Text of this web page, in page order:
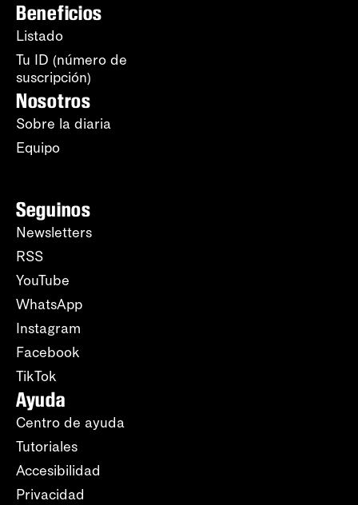
Beneficios
Listado
Tu ID (número de
suscripción)
Nosotros
Sobre la diaria
Equipo
Seguinos
Newsletters
RSS
YouTube
WhatsApp
Instagram
Facebook
TikTok
Ayuda
Centro de ayuda
Tutoriales
Accesibilidad
Privacidad